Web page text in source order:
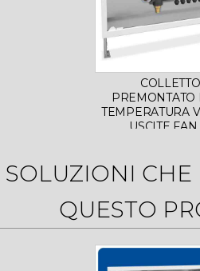
TEMPERATURA
USCITE FAN
SOLUZIONI CHE
QUESTO